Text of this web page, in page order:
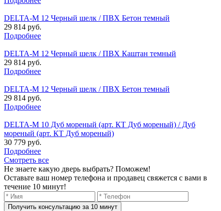
DELTA-M 12 Черный шелк / ПВХ Бетон темный
29 814 руб.
Подробнее
DELTA-M 12 Черный шелк / ПВХ Каштан темный
29 814 руб.
Подробнее
DELTA-M 12 Черный шелк / ПВХ Бетон темный
29 814 руб.
Подробнее
DELTA-M 10 Дуб мореный (арт. КТ Дуб мореный) / Дуб
мореный (арт. КТ Дуб мореный)
30 779 руб.
Подробнее
Смотреть все
Не знаете какую дверь выбрать? Поможем!
Оставьте ваш номер телефона и продавец свяжется с вами в
течение 10 минут!
Получить консультацию за 10 минут